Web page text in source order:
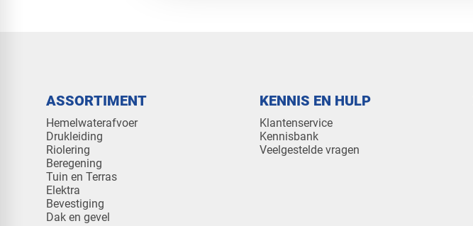
ASSORTIMENT
Hemelwaterafvoer
Drukleiding
Riolering
Beregening
Tuin en Terras
Elektra
Bevestiging
Dak en gevel
KENNIS EN HULP
Klantenservice
Kennisbank
Veelgestelde vragen